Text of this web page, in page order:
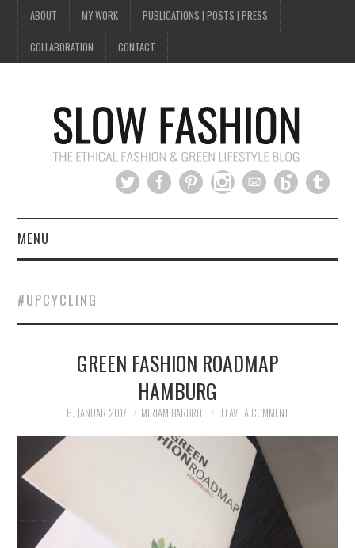
ABOUT MY WORK PUBLICATIONS | POSTS | PRESS
COLLABORATION CONTACT
MENU
SLOW FASHION
PORTRAITS
PROJECTS
LABELS
SHOPS
#UPCYCLING
GREEN FASHION ROADMAP
HAMBURG
6. JANUAR 2017 MIRIAM BARBRO LEAVE A COMMENT